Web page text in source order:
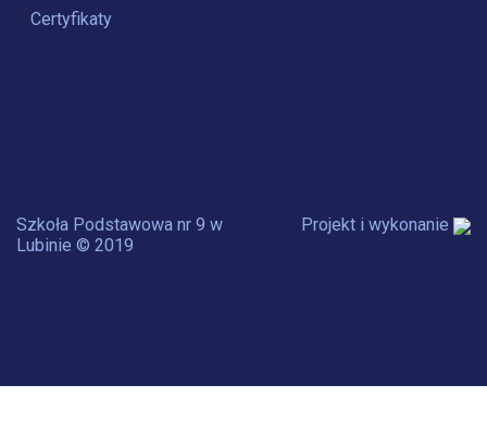
Certyfikaty
Szkoła Podstawowa nr 9 w
Lubinie © 2019
Projekt i wykonanie